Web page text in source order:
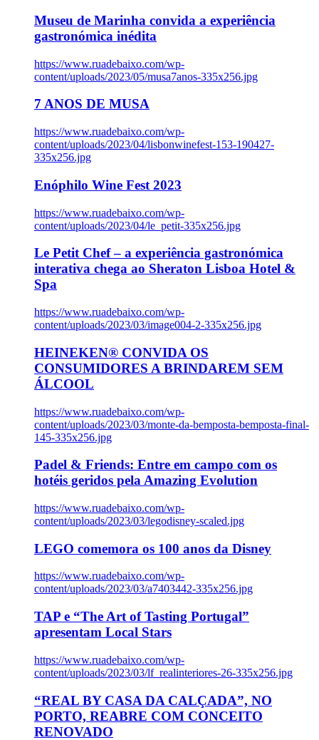
Museu de Marinha convida a experiência
gastronómica inédita
https://www.ruadebaixo.com/wp-
content/uploads/2023/05/musa7anos-335x256.jpg
7 ANOS DE MUSA
https://www.ruadebaixo.com/wp-
content/uploads/2023/04/lisbonwinefest-153-190427-
335x256.jpg
Enóphilo Wine Fest 2023
https://www.ruadebaixo.com/wp-
content/uploads/2023/04/le_petit-335x256.jpg
Le Petit Chef – a experiência gastronómica
interativa chega ao Sheraton Lisboa Hotel &
Spa
https://www.ruadebaixo.com/wp-
content/uploads/2023/03/image004-2-335x256.jpg
HEINEKEN® CONVIDA OS
CONSUMIDORES A BRINDAREM SEM
ÁLCOOL
https://www.ruadebaixo.com/wp-
content/uploads/2023/03/monte-da-bemposta-bemposta-final-
145-335x256.jpg
Padel & Friends: Entre em campo com os
hotéis geridos pela Amazing Evolution
https://www.ruadebaixo.com/wp-
content/uploads/2023/03/legodisney-scaled.jpg
LEGO comemora os 100 anos da Disney
https://www.ruadebaixo.com/wp-
content/uploads/2023/03/a7403442-335x256.jpg
TAP e “The Art of Tasting Portugal”
apresentam Local Stars
https://www.ruadebaixo.com/wp-
content/uploads/2023/03/lf_realinteriores-26-335x256.jpg
“REAL BY CASA DA CALÇADA”, NO
PORTO, REABRE COM CONCEITO
RENOVADO